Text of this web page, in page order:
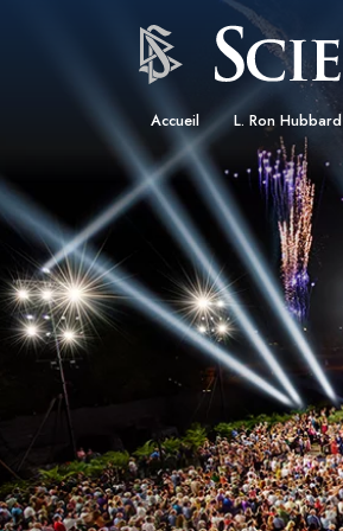
Accueil L. Ron Hubbard